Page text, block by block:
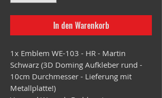
In den Warenkorb
1x Emblem WE-103 - HR - Martin
Schwarz (3D Doming Aufkleber rund -
10cm Durchmesser - Lieferung mit
Metallplatte!)